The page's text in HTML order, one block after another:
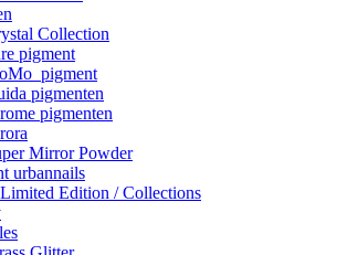
Collection
pigment
pigment
pigmenten
pigmenten
Mirror Powder
urbannails
Edition / Collections